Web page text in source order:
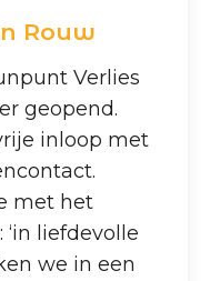
Rouw
Verlies
geopend.
inloop met
met het
liefdevolle
we in een